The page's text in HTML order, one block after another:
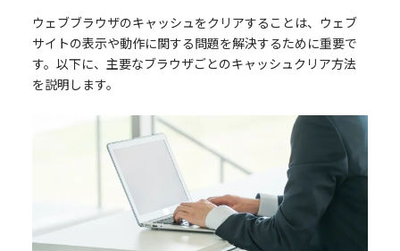
ウェブブラウザのキャッシュをクリアすることは、ウェブ
サイトの表示や動作に関する問題を解決するために重要で
す。以下に、主要なブラウザごとのキャッシュクリア方法
を説明します。